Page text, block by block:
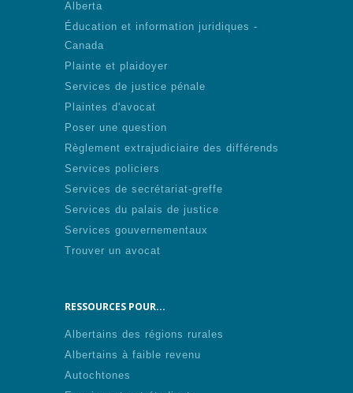
Alberta
Éducation et information juridiques -
Canada
Plainte et plaidoyer
Services de justice pénale
Plaintes d'avocat
Poser une question
Règlement extrajudiciaire des différends
Services policiers
Services de secrétariat-greffe
Services du palais de justice
Services gouvernementaux
Trouver un avocat
RESSOURCES POUR...
Albertains des régions rurales
Albertains à faible revenu
Autochtones